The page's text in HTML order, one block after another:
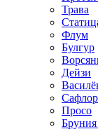
Трава
Флум
Булгур
Дейзи
Просо
Бруния